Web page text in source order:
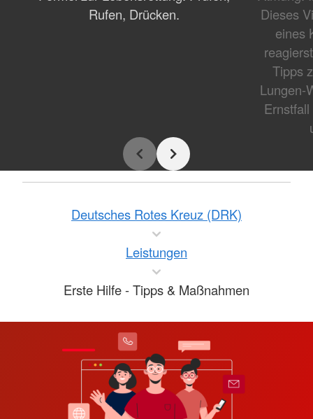
Rufen, Drücken.
Dieses
eines
Tipps
Lungen-
Deutsches Rotes Kreuz (DRK)
Leistungen
Erste Hilfe - Tipps & Maßnahmen